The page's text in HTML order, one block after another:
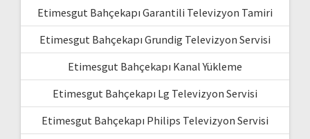
Etimesgut Bahçekapı Garantili Televizyon Tamiri
Etimesgut Bahçekapı Grundig Televizyon Servisi
Etimesgut Bahçekapı Kanal Yükleme
Etimesgut Bahçekapı Lg Televizyon Servisi
Etimesgut Bahçekapı Philips Televizyon Servisi